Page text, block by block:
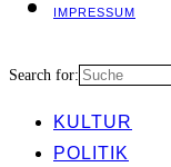
IMPRES­SUM
Search for:
KUL­TUR
POLI­TIK